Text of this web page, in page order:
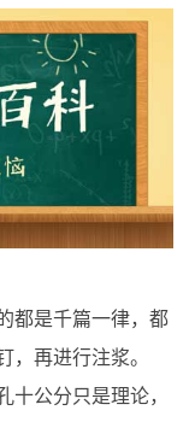
都是千篇一律，都
，再进行注浆。
十公分只是理论，